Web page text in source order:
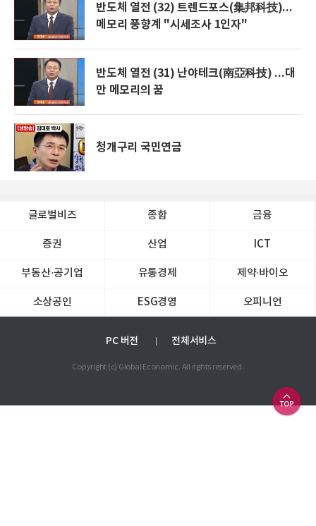
반도체 열전 (32) 트렌드포스(集邦科技)...
메모리 풍향계 "시세조사 1인자"
반도체 열전 (31) 난야테크(南亞科技) ...대
만 메모리의 꿈
청개구리 국민연금
글로벌비즈 종합 금융
증권 산업 ICT
부동산·공기업 유통경제 제약∙바이오
소상공인 ESG경영 오피니언
PC 버전 전체서비스
Copyright (c) Global Economic. All rights reserved.